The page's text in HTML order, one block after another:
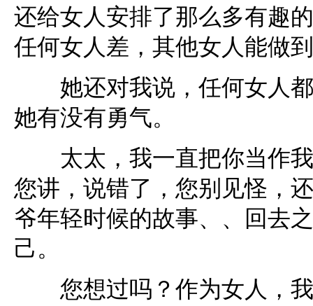
还给女人安排了那么多有趣
任何女人差，其他女人能做
她还对我说，任何女人都
她有没有勇气。
太太，我一直把你当作我
您讲，说错了，您别见怪，
爷年轻时候的故事、、回去
己。
您想过吗？作为女人，我